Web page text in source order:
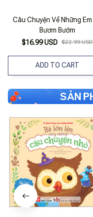
Câu Chuyện Về Những Em
Bươm Bướm
$16.99 USD $22.99 USD
ADD TO CART
SẢN